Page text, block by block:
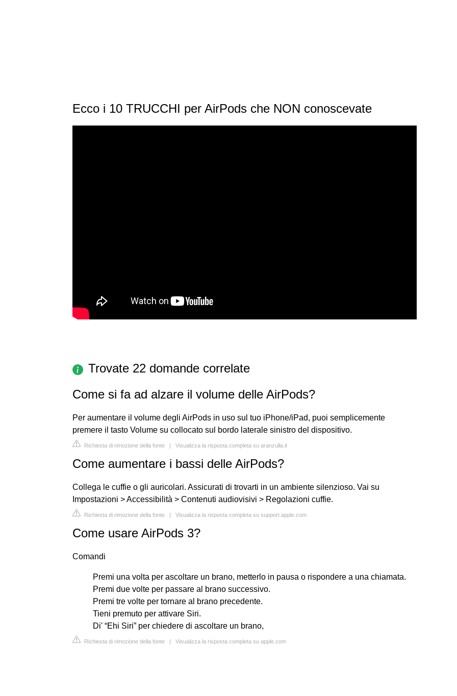
Ecco i 10 TRUCCHI per AirPods che NON conoscevate
Trovate 22 domande correlate
Come si fa ad alzare il volume delle AirPods?
Per aumentare il volume degli AirPods in uso sul tuo iPhone/iPad, puoi semplicemente
premere il tasto Volume su collocato sul bordo laterale sinistro del dispositivo.
Richiesta di rimozione della fonte | Visualizza la risposta completa su aranzulla.it
Come aumentare i bassi delle AirPods?
Collega le cuffie o gli auricolari. Assicurati di trovarti in un ambiente silenzioso. Vai su
Impostazioni > Accessibilità > Contenuti audiovisivi > Regolazioni cuffie.
Richiesta di rimozione della fonte | Visualizza la risposta completa su support.apple.com
Come usare AirPods 3?
Comandi
Premi una volta per ascoltare un brano, metterlo in pausa o rispondere a una chiamata.
Premi due volte per passare al brano successivo.
Premi tre volte per tornare al brano precedente.
Tieni premuto per attivare Siri.
Di' “Ehi Siri” per chiedere di ascoltare un brano,
Richiesta di rimozione della fonte | Visualizza la risposta completa su apple.com